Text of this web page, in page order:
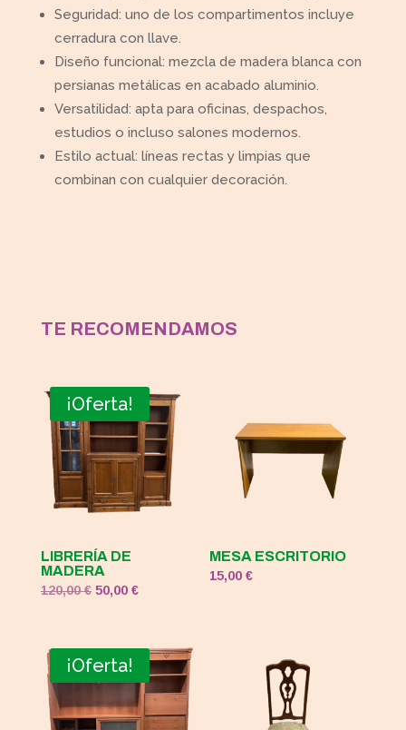
Seguridad: uno de los compartimentos incluye
cerradura con llave.
Diseño funcional: mezcla de madera blanca con
persianas metálicas en acabado aluminio.
Versatilidad: apta para oficinas, despachos,
estudios o incluso salones modernos.
Estilo actual: líneas rectas y limpias que
combinan con cualquier decoración.
TE RECOMENDAMOS
¡Oferta!
LIBRERÍA DE
MADERA
120,00€ El
era:
120,00 €.
50,00 €El
es:
50,00 €.
MESA ESCRITORIO
15,00€
¡Oferta!